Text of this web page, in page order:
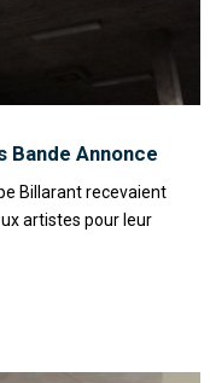
Bande Annonce
Billarant recevaient
artistes pour leur